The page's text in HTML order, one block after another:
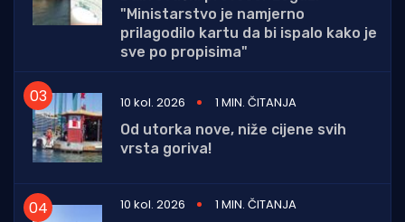
"Ministarstvo je namjerno
prilagodilo kartu da bi ispalo kako je
sve po propisima"
10 kol. 2026
1 MIN. ČITANJA
Od utorka nove, niže cijene svih
vrsta goriva!
10 kol. 2026
1 MIN. ČITANJA